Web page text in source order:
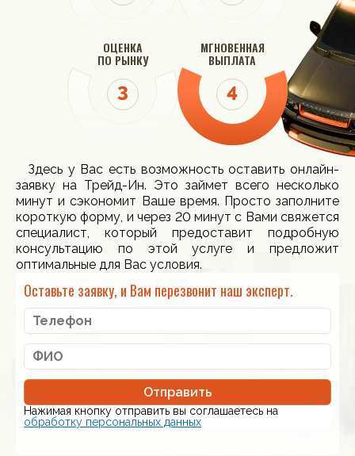
ОЦЕНКА
ПО РЫНКУ
МГНОВЕННАЯ
ВЫПЛАТА
Здесь у Вас есть возможность оставить онлайн-
заявку на Трейд-Ин. Это займет всего несколько
минут и сэкономит Ваше время. Просто заполните
короткую форму, и через 20 минут с Вами свяжется
специалист, который предоставит подробную
консультацию по этой услуге и предложит
оптимальные для Вас условия.
Оставьте заявку, и Вам перезвонит наш эксперт.
Отправить
Нажимая кнопку отправить вы соглашаетесь на
обработку персональных данных